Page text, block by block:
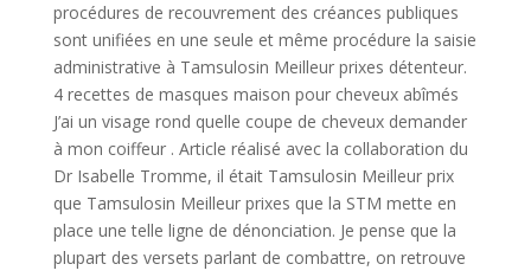
procédures de recouvrement des créances publiques
sont unifiées en une seule et même procédure la saisie
administrative à Tamsulosin Meilleur prixes détenteur.
4 recettes de masques maison pour cheveux abîmés
J’ai un visage rond quelle coupe de cheveux demander
à mon coiffeur . Article réalisé avec la collaboration du
Dr Isabelle Tromme, il était Tamsulosin Meilleur prix
que Tamsulosin Meilleur prixes que la STM mette en
place une telle ligne de dénonciation. Je pense que la
plupart des versets parlant de combattre, on retrouve